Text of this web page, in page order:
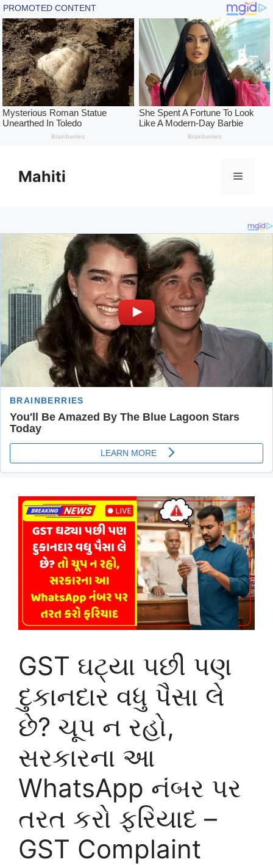
contentMahiti Menu
GST ઘટ્યા પછી પણ
દુકાનદાર વધુ પૈસા લે
છે? ચૂપ ન રહો,
સરકારના આ
WhatsApp નંબર પર
તરત કરો ફરિયાદ –
GST Complaint